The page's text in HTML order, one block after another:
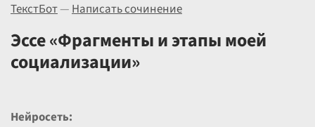
Выбрать режим
Цены
ТекстБот—Написать сочинение
Эссе «Фрагменты и этапы моей
социализации»
Нейросеть: